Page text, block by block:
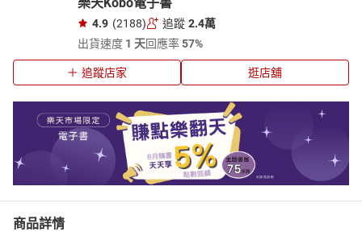
4.9 (2188) 追蹤 2.4萬
出貨速度 1 天回應率57%
追蹤店家 逛店舖
商品詳情